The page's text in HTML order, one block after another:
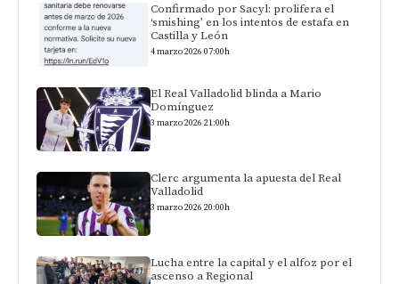
Confirmado por Sacyl: prolifera el
‘smishing’ en los intentos de estafa en
Castilla y León
4 marzo 2026 07:00h
El Real Valladolid blinda a Mario
Domínguez
3 marzo 2026 21:00h
Clerc argumenta la apuesta del Real
Valladolid
3 marzo 2026 20:00h
Lucha entre la capital y el alfoz por el
ascenso a Regional